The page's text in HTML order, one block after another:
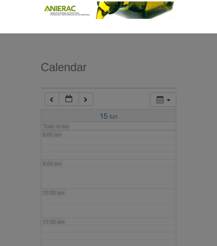
Calendar
15 lun
Todo el día
7:00 am
8:00 am
9:00 am
10:00 am
11:00 am